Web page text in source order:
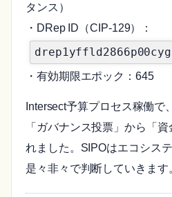
タンス）
・DRep ID（CIP-129）：
・有効期限エポック：645
Intersect予算プロセス稼働
「ガバナンス投票」から「
れました。SIPOはエコシス
是々非々で判断していきます